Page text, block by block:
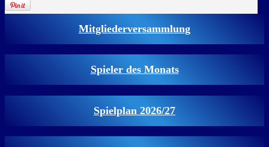
Mitgliederversammlung
Spieler des Monats
Spielplan 2026/27